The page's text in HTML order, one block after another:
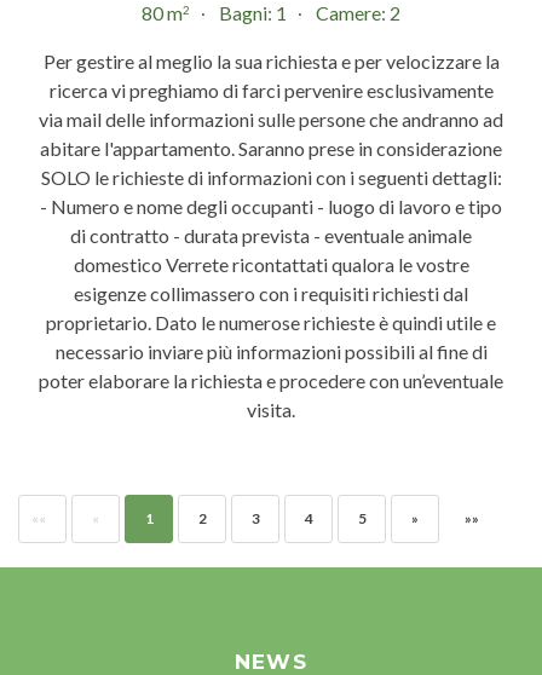
80 m2 Bagni: 1 Camere: 2
Per gestire al meglio la sua richiesta e per velocizzare la
ricerca vi preghiamo di farci pervenire esclusivamente
via mail delle informazioni sulle persone che andranno ad
abitare l'appartamento. Saranno prese in considerazione
SOLO le richieste di informazioni con i seguenti dettagli:
- Numero e nome degli occupanti - luogo di lavoro e tipo
di contratto - durata prevista - eventuale animale
domestico Verrete ricontattati qualora le vostre
esigenze collimassero con i requisiti richiesti dal
proprietario. Dato le numerose richieste è quindi utile e
necessario inviare più informazioni possibili al fine di
poter elaborare la richiesta e procedere con un’eventuale
visita.
«« « 1 2 3 4 5 » »»
NEWS